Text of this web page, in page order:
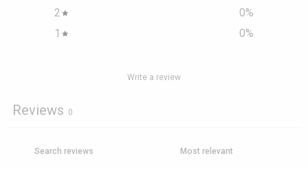
2
0%
1
0%
Write a review
Reviews 0